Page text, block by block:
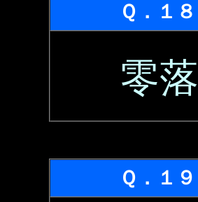
Ｑ．１８
零落
Ｑ．１９